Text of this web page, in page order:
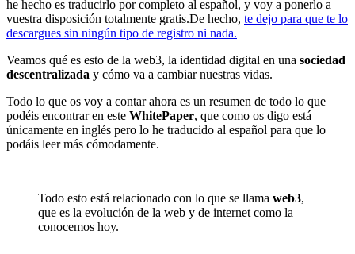
he hecho es traducirlo por completo al español, y voy a ponerlo a
vuestra disposición totalmente gratis.De hecho, te dejo para que te lo
descargues sin ningún tipo de registro ni nada.
Veamos qué es esto de la web3, la identidad digital en una sociedad
descentralizada y cómo va a cambiar nuestras vidas.
Todo lo que os voy a contar ahora es un resumen de todo lo que
podéis encontrar en este WhitePaper, que como os digo está
únicamente en inglés pero lo he traducido al español para que lo
podáis leer más cómodamente.
Todo esto está relacionado con lo que se llama web3,
que es la evolución de la web y de internet como la
conocemos hoy.